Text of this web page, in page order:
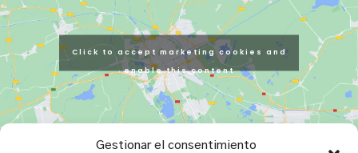
Gestionar el consentimiento
Click to accept marketing cookies and
enable this content